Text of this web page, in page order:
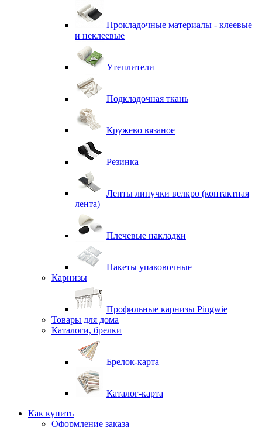
Прокладочные материалы - клеевые
и неклеевые
Утеплители
Подкладочная ткань
Кружево вязаное
Резинка
Ленты липучки велкро (контактная
лента)
Плечевые накладки
Пакеты упаковочные
Карнизы
Профильные карнизы Pingwie
Товары для дома
Каталоги, брелки
Брелок-карта
Каталог-карта
Как купить
Оформление заказа